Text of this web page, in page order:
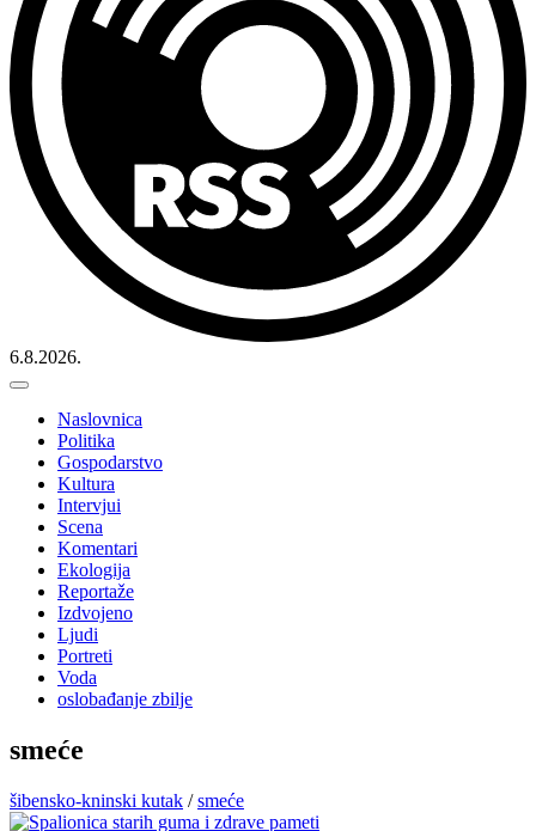
6.8.2026.
Naslovnica
Politika
Gospodarstvo
Kultura
Intervjui
Scena
Komentari
Ekologija
Reportaže
Izdvojeno
Ljudi
Portreti
Voda
oslobađanje zbilje
smeće
šibensko-kninski kutak /smeće